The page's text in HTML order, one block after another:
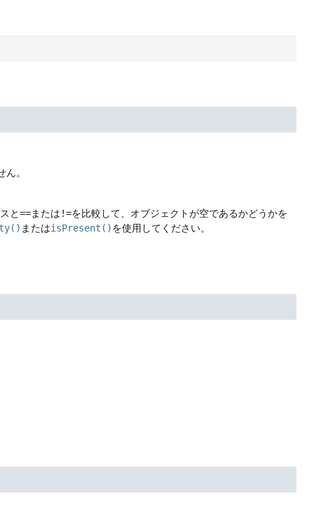
。
と==または !=を比較して、オブジェクトが空であるかどうかを
またはisPresent()を使用してください。